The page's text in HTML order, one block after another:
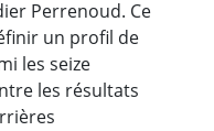
Perrenoud. Ce
un profil de
les seize
les résultats